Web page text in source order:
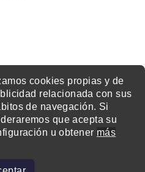
cookies propias y de
relacionada con sus
de navegación. Si
que acepta su
u obtener más